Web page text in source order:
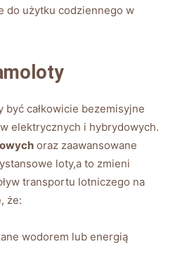
do użytku codziennego w
całkowicie bezemisyjne
elektrycznych i hybrydowych.
oraz zaawansowane
loty,a to zmieni
transportu lotniczego na
że:
wodorem lub energią